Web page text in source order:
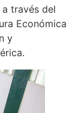
través del
Económica
y